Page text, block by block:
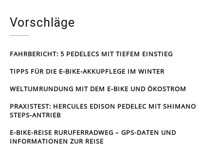
Vorschläge
FAHRBERICHT: 5 PEDELECS MIT TIEFEM EINSTIEG
TIPPS FÜR DIE E-BIKE-AKKUPFLEGE IM WINTER
WELTUMRUNDUNG MIT DEM E-BIKE UND ÖKOSTROM
PRAXISTEST: HERCULES EDISON PEDELEC MIT SHIMANO
STEPS-ANTRIEB
E-BIKE-REISE RUR­UFER­RAD­WEG – GPS-DATEN UND
INFORMATIONEN ZUR REISE